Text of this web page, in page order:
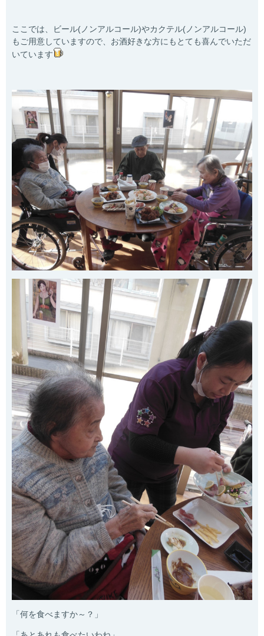
ここでは、ビール(ノンアルコール)やカクテル(ノンアルコール)
もご用意していますので、お酒好きな方にもとても喜んでいただ
いています
「何を食べますか～？」